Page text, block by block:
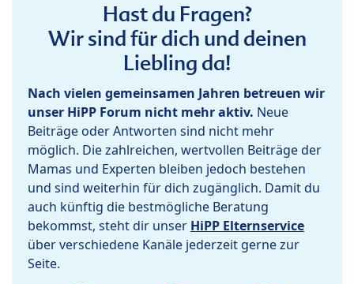
Hast du Fragen?
Wir sind für dich und deinen
Liebling da!
Nach vielen gemeinsamen Jahren betreuen wir
unser HiPP Forum nicht mehr aktiv. Neue
Beiträge oder Antworten sind nicht mehr
möglich. Die zahlreichen, wertvollen Beiträge der
Mamas und Experten bleiben jedoch bestehen
und sind weiterhin für dich zugänglich. Damit du
auch künftig die bestmögliche Beratung
bekommst, steht dir unser HiPP Elternservice
über verschiedene Kanäle jederzeit gerne zur
Seite.